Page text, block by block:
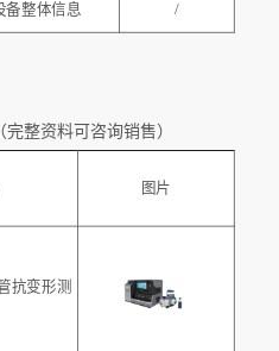
备整体信息 /
整资料可咨询销售）
图片
抗变形测